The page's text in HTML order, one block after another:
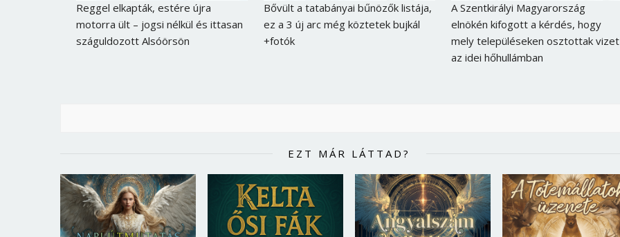
Reggel elkapták, estére újra
motorra ült – jogsi nélkül és ittasan
száguldozott Alsóörsön
Bővült a tatabányai bűnözők listája,
ez a 3 új arc még köztetek bujkál
+fotók
A Szentkirályi Magyarország
elnökén kifogott a kérdés, hogy
mely településeken osztottak vizet
az idei hőhullámban
EZT MÁR LÁTTAD?